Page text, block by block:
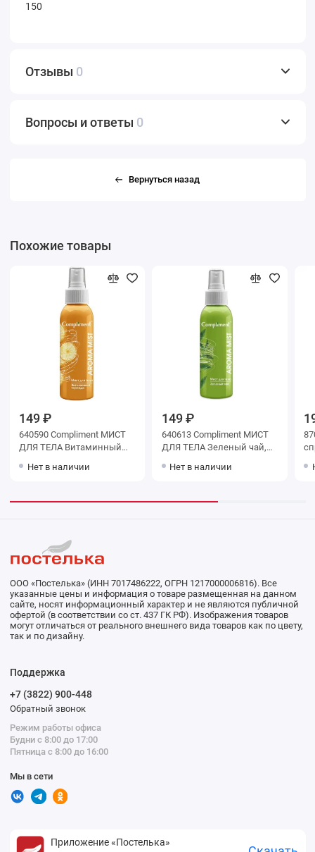
150
Отзывы 0
Вопросы и ответы 0
Вернуться назад
Похожие товары
149 ₽
640590 Compliment МИСТ
ДЛЯ ТЕЛА Витаминный
Нет в наличии
149 ₽
640613 Compliment МИСТ
ДЛЯ ТЕЛА Зеленый чай,
Нет в наличии
ООО «Постелька» (ИНН 7017486222, ОГРН 1217000006816). Все
указанные цены и информация о товаре размещенная на данном
сайте, носят информационный характер и не являются публичной
офертой (в соответствии со ст. 437 ГК РФ). Изображения товаров
могут отличаться от реального внешнего вида товаров как по цвету,
так и по дизайну.
Поддержка
+7 (3822) 900-448
Обратный звонок
Режим работы офиса
Будни с 8:00 до 17:00
Пятница с 8:00 до 16:00
Мы в сети
Приложение «Постелька»